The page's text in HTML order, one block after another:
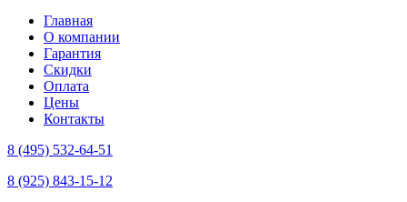
Главная
О компании
Гарантия
Скидки
Оплата
Цены
Контакты
8 (495) 532-64-51
8 (925) 843-15-12